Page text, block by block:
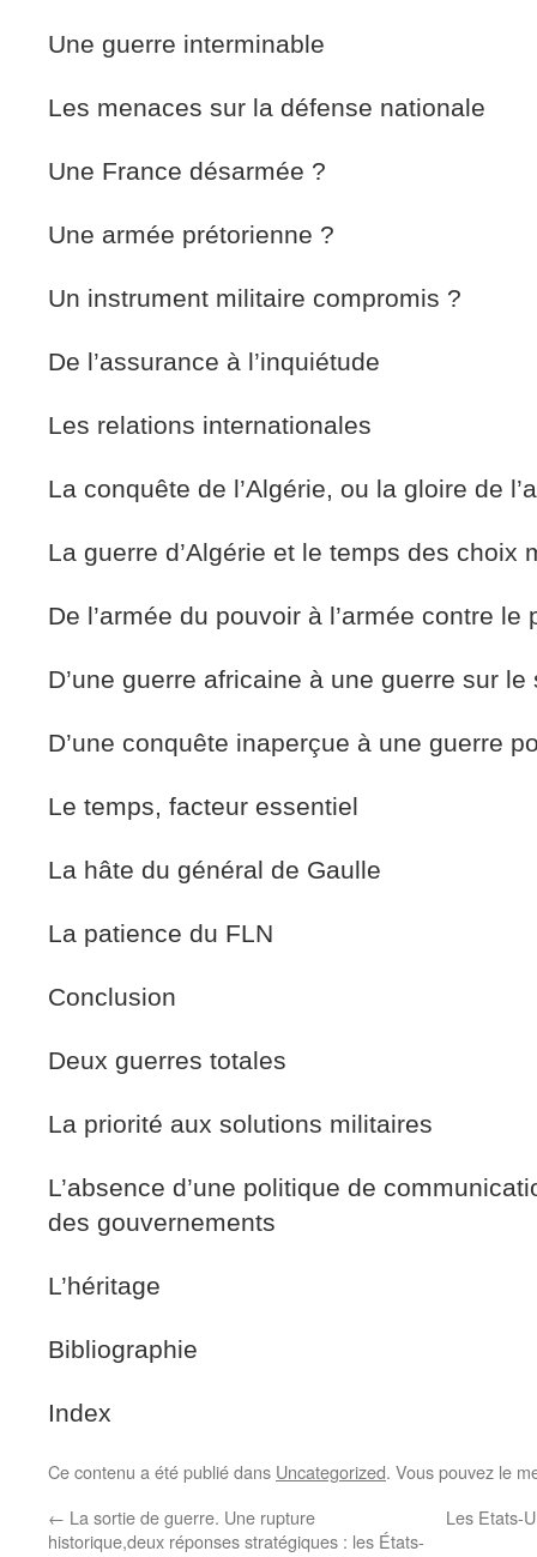
Une guerre interminable
Les menaces sur la défense nationale
Une France désarmée ?
Une armée prétorienne ?
Un instrument militaire compromis ?
De l’assurance à l’inquiétude
Les relations internationales
La conquête de l’Algérie, ou la gloire de
La guerre d’Algérie et le temps des choix
De l’armée du pouvoir à l’armée contre le
D’une guerre africaine à une guerre sur
D’une conquête inaperçue à une guerre
Le temps, facteur essentiel
La hâte du général de Gaulle
La patience du FLN
Conclusion
Deux guerres totales
La priorité aux solutions militaires
L’absence d’une politique de
des gouvernements
L’héritage
Bibliographie
Index
Ce contenu a été publié dans Uncategorized. Vous pouvez le
← La sortie de guerre. Une rupture
historique,deux réponses stratégiques : les États-
Les Etats-